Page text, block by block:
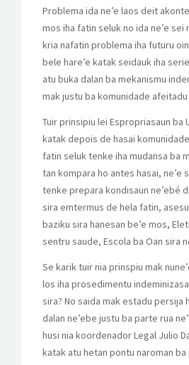
Problema ida ne’e laos deit
mos iha fatin seluk no ida ne’e sei
kria nafatin problema iha futuru oin
bele hare’e katak seidauk iha
atu buka dalan ba mekanismu
mak justu ba komunidade afeitadu
Tuir prinsipiu lei Espropriasaun ba
katak depois de hasai
fatin seluk tenke iha mudansa ba
tan kompara ho antes hasai, ne’e
tenke prepara kondisaun ne’ebé
sira emtermus de hela fatin,
baziku sira hanesan be’e mos,
sentru saude, Escola ba Oan sira
Se karik tuir nia prinspiu mak
los iha prosedimentu
sira? No saida mak estadu persija
dalan ne’ebe justu ba parte rua
husi nia koordenador Legal Julio
katak atu hetan pontu naroman